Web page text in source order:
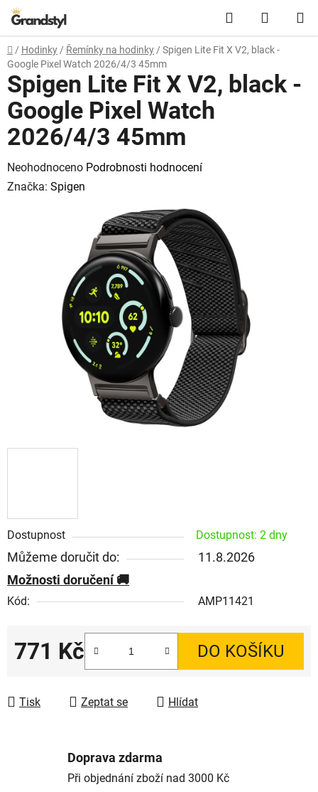
Přejít na obsah Hledat
Domů
/ Hodinky / Řemínky na hodinky / Spigen Lite Fit X V2, black -
Google Pixel Watch 2026/4/3 45mm
Dostupnost Dostupnost: 2 dny
Můžeme doručit do:
11.8.2026
Možnosti doručení
Kód: AMP11421
771 Kč DO KOŠÍKU
Tisk Zeptat se Hlídat
Spigen Lite Fit X V2, black -
Google Pixel Watch
2026/4/3 45mm
Průměrné hodnocení produktu je 0,0 z 5 hvězdiček.
Neohodnoceno Podrobnosti hodnocení
Značka: Spigen
Doprava zdarma
Při objednání zboží nad 3000 Kč